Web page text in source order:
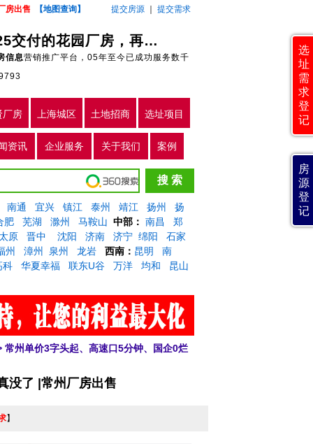
房出售 【地图查询】 提交房源 提交需求
常州单价3字头起、高速口5分钟、国企0烂尾！2025交付的花园厂房，再不抢真没了 |常州厂房出售
信息营销推广平台，05年至今已成功服务数千
厂房 上海城区 土地招商 选址项目
资讯 企业服务 关于我们 案例
南通 宜兴 镇江 泰州 靖江 扬州
扬
肥
芜湖 滁州 马鞍山 中部： 南昌
郑
原
晋中 沈阳 济南 济宁 绵阳
石家
州
漳州 泉州 龙岩 西南： 昆明
南
科
华夏幸福 联东U谷 万洋 均和 昆山
常州单价3字头起、高速口5分钟、国企0烂
没了 |常州厂房出售
】
选
址
需
求
登
记
房
源
登
记